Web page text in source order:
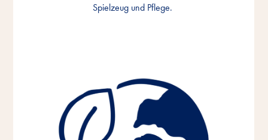
Spielzeug und Pflege.
Spielzeug und Pflege.
Spielzeug und Pflege.